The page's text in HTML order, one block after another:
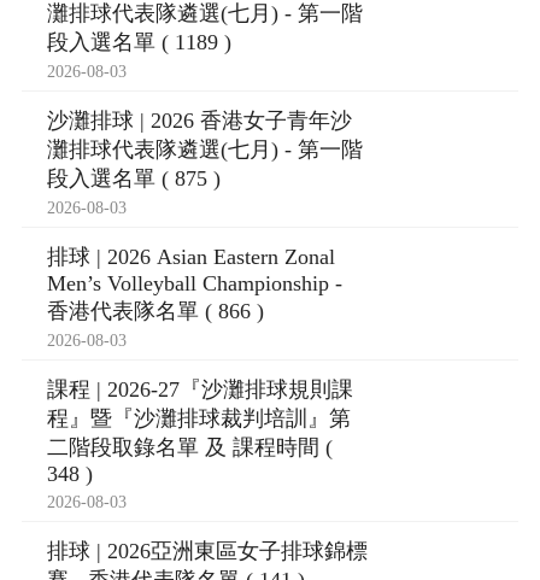
灘排球代表隊遴選(七月) - 第一階
段入選名單 ( 1189 )
2026-08-03
沙灘排球 | 2026 香港女子青年沙
灘排球代表隊遴選(七月) - 第一階
段入選名單 ( 875 )
2026-08-03
排球 | 2026 Asian Eastern Zonal
Men’s Volleyball Championship -
香港代表隊名單 ( 866 )
2026-08-03
課程 | 2026-27『沙灘排球規則課
程』暨『沙灘排球裁判培訓』第
二階段取錄名單 及 課程時間 (
348 )
2026-08-03
排球 | 2026亞洲東區女子排球錦標